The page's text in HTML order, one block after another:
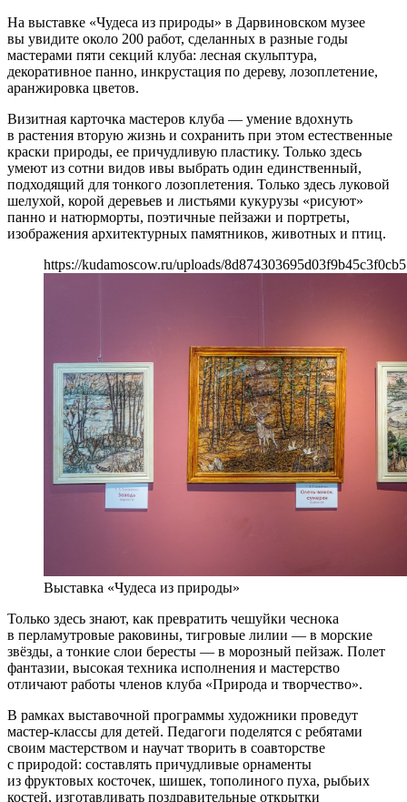
На выставке «Чудеса из природы» в Дарвиновском музее
вы увидите около 200 работ, сделанных в разные годы
мастерами пяти секций клуба: лесная скульптура,
декоративное панно, инкрустация по дереву, лозоплетение,
аранжировка цветов.
Визитная карточка мастеров клуба — умение вдохнуть
в растения вторую жизнь и сохранить при этом естественные
краски природы, ее причудливую пластику. Только здесь
умеют из сотни видов ивы выбрать один единственный,
подходящий для тонкого лозоплетения. Только здесь луковой
шелухой, корой деревьев и листьями кукурузы «рисуют»
панно и натюрморты, поэтичные пейзажи и портреты,
изображения архитектурных памятников, животных и птиц.
https://kudamoscow.ru/uploads/
Выставка «Чудеса из природы»
Только здесь знают, как превратить чешуйки чеснока
в перламутровые раковины, тигровые лилии — в морские
звёзды, а тонкие слои бересты — в морозный пейзаж. Полет
фантазии, высокая техника исполнения и мастерство
отличают работы членов клуба «Природа и творчество».
В рамках выставочной программы художники проведут
мастер-классы для детей. Педагоги поделятся с ребятами
своим мастерством и научат творить в соавторстве
с природой: составлять причудливые орнаменты
из фруктовых косточек, шишек, тополиного пуха, рыбьих
костей, изготавливать поздравительные открытки